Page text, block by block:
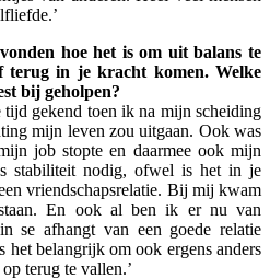
hoe het is om uit balans te
in je kracht komen. Welke
bij geholpen?
tijd gekend toen ik na mijn scheiding
mijn leven zou uitgaan. Ook was
job stopte en daarmee ook mijn
stabiliteit nodig, ofwel is het in je
vriendschapsrelatie. Bij mij kwam
En ook al ben ik er nu van
se afhangt van een goede relatie
het belangrijk om ook ergens anders
terug te vallen.’